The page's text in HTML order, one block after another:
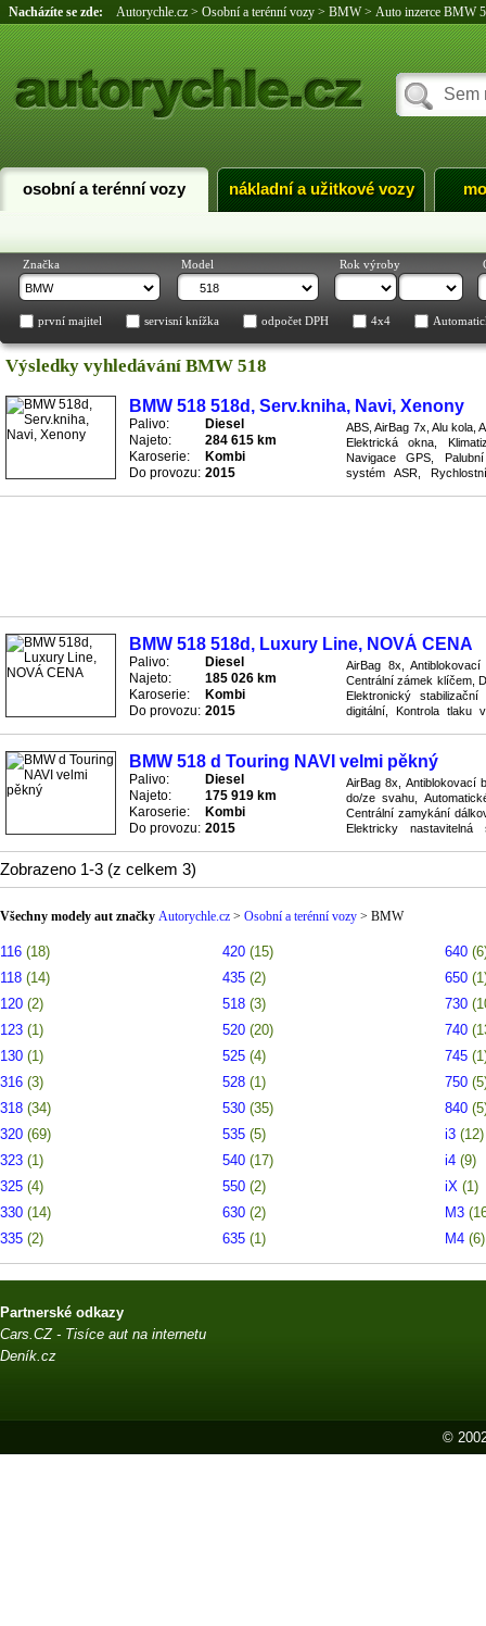
Nacházíte se zde: Autorychle.cz > Osobní a terénní vozy > BMW> Auto inzerce BMW
osobní a terénní vozy nákladní a užitkové vozy
Značka Model Rok výroby
první majitel servisní knížka odpočet DPH 4x4
Výsledky vyhledávání BMW 518
BMW 518 518d, Serv.kniha, Navi, Xenony
Palivo:
Diesel
Najeto:
284 615 km
Karoserie:
Kombi
Do provozu: 2015
ABS, AirBag 7x, Alu kola,
Elektrická okna,
Navigace GPS,
systém ASR,
BMW 518 518d, Luxury Line, NOVÁ CENA
Palivo:
Diesel
Najeto:
185 026 km
Karoserie:
Kombi
Do provozu: 2015
AirBag 8x,
Centrální zámek klíčem,
Elektronický
digitální, Kontrola tlaku
BMW 518 d Touring NAVI velmi pěkný
Palivo:
Diesel
Najeto:
175 919 km
Karoserie:
Kombi
Do provozu: 2015
AirBag 8x, Antiblokovací
do/ze svahu,
Centrální zamykání
Elektricky nastavitelná
Zobrazeno 1-3 (z celkem 3)
Všechny modely aut značky Autorychle.cz > Osobní a terénní vozy > BMW
116 (18)
118 (14)
120 (2)
123 (1)
130 (1)
316 (3)
318 (34)
320 (69)
323 (1)
325 (4)
330 (14)
335 (2)
420 (15)
435 (2)
518 (3)
520 (20)
525 (4)
528 (1)
530 (35)
535 (5)
540 (17)
550 (2)
630 (2)
635 (1)
640
650
730
740
745
750
840
i3 (12)
i4 (9)
iX (1)
M3
M4 (6)
Partnerské odkazy
Cars.CZ - Tisíce aut na internetu
Deník.cz
©